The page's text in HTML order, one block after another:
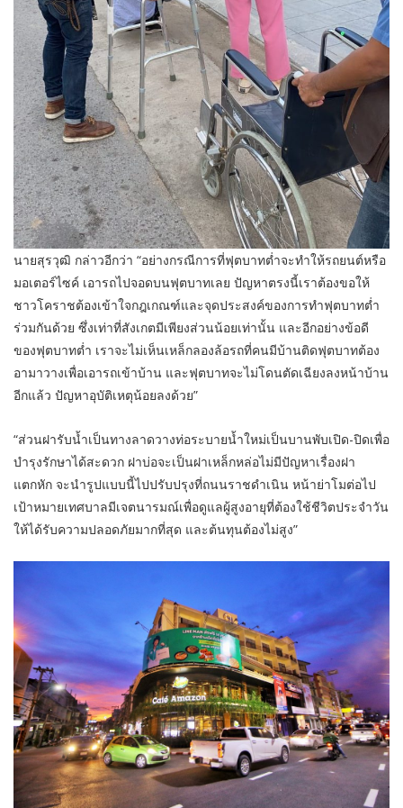
นายสุรวุฒิ กล่าวอีกว่า “อย่างกรณีการที่ฟุตบาทต่ำจะทำให้รถยนต์หรือ
มอเตอร์ไซค์ เอารถไปจอดบนฟุตบาทเลย ปัญหาตรงนี้เราต้องขอให้
ชาวโคราชต้องเข้าใจกฎเกณฑ์และจุดประสงค์ของการทำฟุตบาทต่ำ
ร่วมกันด้วย ซึ่งเท่าที่สังเกตมีเพียงส่วนน้อยเท่านั้น และอีกอย่างข้อดี
ของฟุตบาทต่ำ เราจะไม่เห็นเหล็กลองล้อรถที่คนมีบ้านติดฟุตบาทต้อง
อามาวางเพื่อเอารถเข้าบ้าน และฟุตบาทจะไม่โดนตัดเฉียงลงหน้าบ้าน
อีกแล้ว ปัญหาอุบัติเหตุน้อยลงด้วย”
“ส่วนฝารับน้ำเป็นทางลาดวางท่อระบายน้ำใหม่เป็นบานพับเปิด-ปิดเพื่อ
บำรุงรักษาได้สะดวก ฝาบ่อจะเป็นฝาเหล็กหล่อไม่มีปัญหาเรื่องฝา
แตกหัก จะนำรูปแบบนี้ไปปรับปรุงที่ถนนราชดำเนิน หน้าย่าโมต่อไป
เป้าหมายเทศบาลมีเจตนารมณ์เพื่อดูแลผู้สูงอายุที่ต้องใช้ชีวิตประจำวัน
ให้ได้รับความปลอดภัยมากที่สุด และต้นทุนต้องไม่สูง”